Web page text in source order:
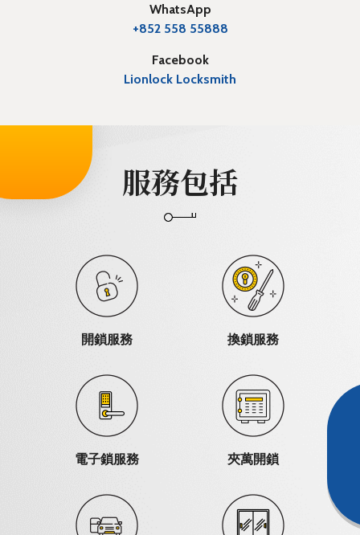
WhatsApp
+852 558 55888
Facebook
Lionlock Locksmith
服務包括
開鎖服務 換鎖服務
電子鎖服務 夾萬開鎖